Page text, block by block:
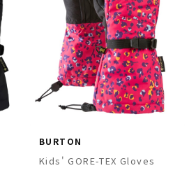
BURTON
Kids' GORE-TEX Gloves